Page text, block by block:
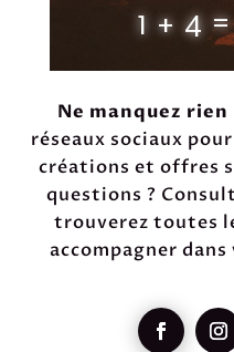
1 + 4
Ne manquez rien
réseaux sociaux
créations et offres
questions ?
trouverez toutes
accompagner